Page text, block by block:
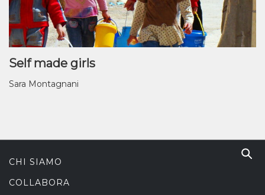
Self made girls
Sara Montagnani
CHI SIAMO
COLLABORA